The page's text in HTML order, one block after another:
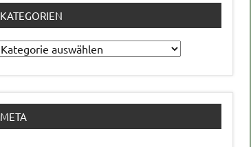
KATEGORIEN
Kategorien
META